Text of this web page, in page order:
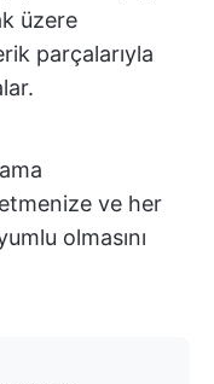
üzere
parçalarıyla
ve her
olmasını